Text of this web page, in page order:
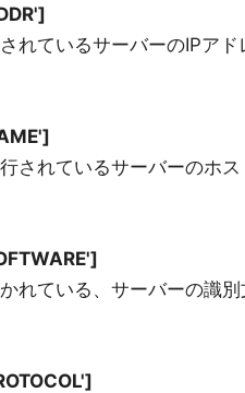
れているサーバーのIPアド
されているサーバーのホス
れている、サーバーの識別